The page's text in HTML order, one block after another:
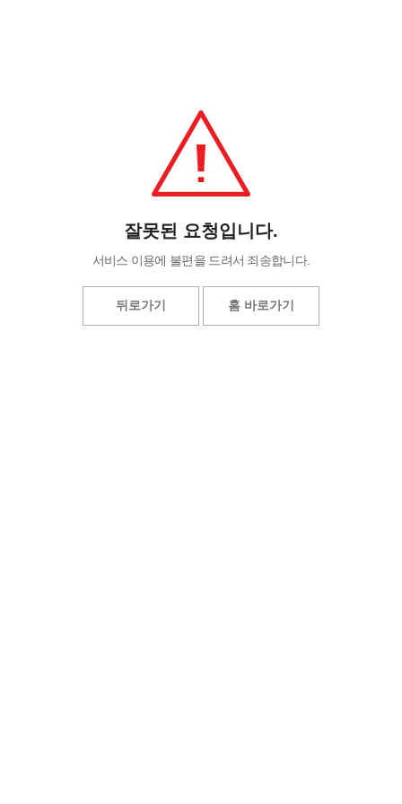
잘못된 요청입니다.
서비스 이용에 불편을 드려서 죄송합니다.
뒤로가기 홈 바로가기